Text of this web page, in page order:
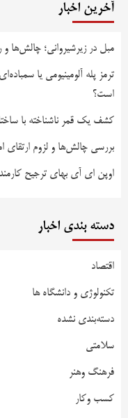
آخرین اخبار
مبل در زیرشیروانی؛ چالش‌ها و
ترمز پله آلومینیومی یا
است؟
کشف یک قمر ناشناخته با
بررسی چالش‌ها و لزوم ارتقای
اوپن ای آی بهای ترجیح
دسته بندی اخبار
اقتصاد
تکنولوژی و دانشگاه ها
دسته‌بندی نشده
سلامتی
فرهنگ وهنر
کسب وکار